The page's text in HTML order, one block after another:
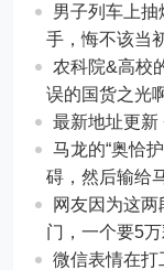
男子列车上
手，悔不该当
农科院&高校
误的国货之光
最新地址更新
马龙的“奥恰
碍，然后输给
网友因为这
门，一个要5
微信表情在打